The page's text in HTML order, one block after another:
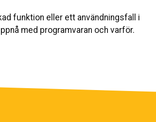
funktion eller ett användningsfall i
med programvaran och varför.